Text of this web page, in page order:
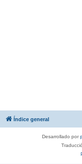
Índice general
Desarrollado por